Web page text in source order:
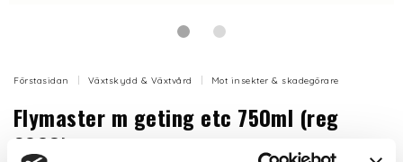
Förstasidan Växtskydd & Växtvård Mot insekter & skadegörare
Flymaster m geting etc 750ml (reg
6023)